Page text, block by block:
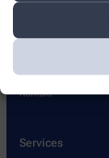
Leistungen
Kontakt
Services